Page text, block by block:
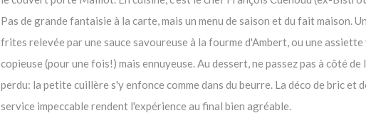
Pas de grande fantaisie à la carte, mais un menu de saison et du fait maison.
frites relevée par une sauce savoureuse à la fourme d'Ambert, ou une
copieuse (pour une fois!) mais ennuyeuse. Au dessert, ne passez pas à côté de
perdu: la petite cuillère s'y enfonce comme dans du beurre. La déco de bric et
service impeccable rendent l'expérience au final bien agréable.